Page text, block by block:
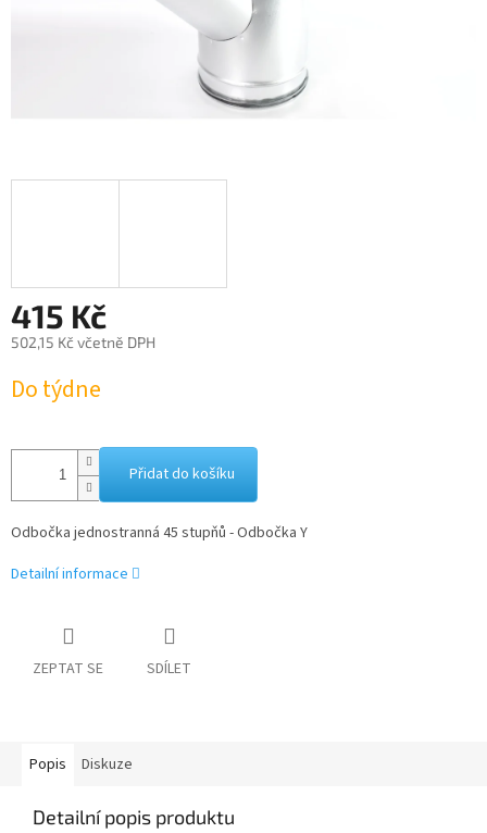
415 Kč
502,15 Kč včetně DPH
cena:
Do týdne
Přidat do košíku
Odbočka jednostranná 45 stupňů - Odbočka Y
Detailní informace
ZEPTAT SE SDÍLET
Popis Diskuze
Detailní popis produktu